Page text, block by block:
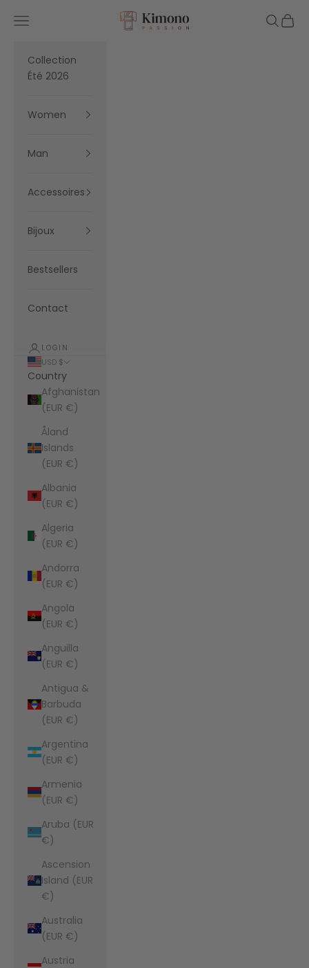
Kimono Passion
Navigation menu Search
Cart
Collection
Été 2026
Women
Man
Accessoires
Bijoux
Bestsellers
Contact
LOGIN
USD $
Country
Afghanistan
(EUR €)
Åland
Islands
(EUR €)
Albania
(EUR €)
Algeria
(EUR €)
Andorra
(EUR €)
Angola
(EUR €)
Anguilla
(EUR €)
Antigua &
Barbuda
(EUR €)
Argentina
(EUR €)
Armenia
(EUR €)
Aruba (EUR
€)
Ascension
Island (EUR
€)
Australia
(EUR €)
Austria